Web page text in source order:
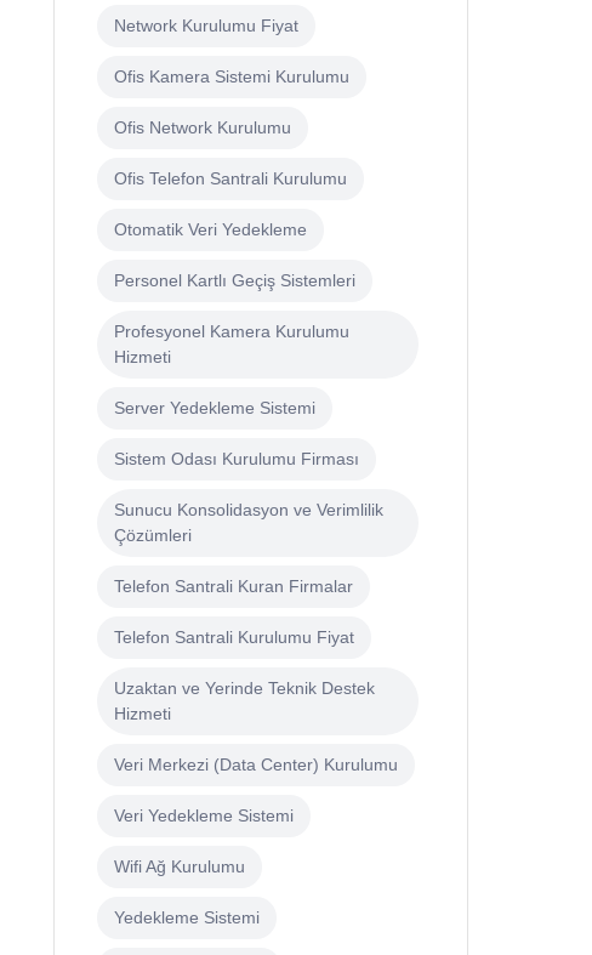
Network Kurulumu Fiyat
Ofis Kamera Sistemi Kurulumu
Ofis Network Kurulumu
Ofis Telefon Santrali Kurulumu
Otomatik Veri Yedekleme
Personel Kartlı Geçiş Sistemleri
Profesyonel Kamera Kurulumu
Hizmeti
Server Yedekleme Sistemi
Sistem Odası Kurulumu Firması
Sunucu Konsolidasyon ve Verimlilik
Çözümleri
Telefon Santrali Kuran Firmalar
Telefon Santrali Kurulumu Fiyat
Uzaktan ve Yerinde Teknik Destek
Hizmeti
Veri Merkezi (Data Center) Kurulumu
Veri Yedekleme Sistemi
Wifi Ağ Kurulumu
Yedekleme Sistemi